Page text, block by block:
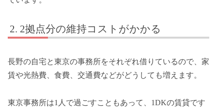
2拠点分の維持コストがかかる
長野の自宅と東京の事務所をそれぞれ借りているので、家
賃や光熱費、食費、交通費などがどうしても増えます。
東京事務所は1人で過ごすこともあって、1DKの賃貸です